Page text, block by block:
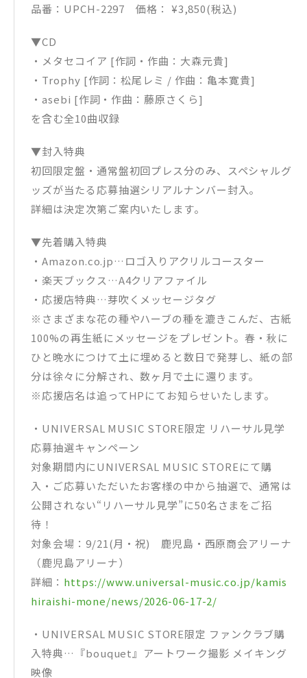
品番：UPCH-2297 価格： ¥3,850(税込)
▼CD
・メタセコイア [作詞・作曲：大森元貴]
・Trophy [作詞：松尾レミ / 作曲：亀本寛貴]
・asebi [作詞・作曲：藤原さくら]
を含む全10曲収録
▼封入特典
初回限定盤・通常盤初回プレス分のみ、スペシャルグ
ッズが当たる応募抽選シリアルナンバー封入。
詳細は決定次第ご案内いたします。
▼先着購入特典
・Amazon.co.jp…ロゴ入りアクリルコースター
・楽天ブックス…A4クリアファイル
・応援店特典…芽吹くメッセージタグ
※さまざまな花の種やハーブの種を漉きこんだ、古紙
100%の再生紙にメッセージをプレゼント。春・秋に
ひと晩水につけて土に埋めると数日で発芽し、紙の部
分は徐々に分解され、数ヶ月で土に還ります。
※応援店名は追ってHPにてお知らせいたします。
・UNIVERSAL MUSIC STORE限定 リハーサル見学
応募抽選キャンペーン
対象期間内にUNIVERSAL MUSIC STOREにて購
入・ご応募いただいたお客様の中から抽選で、通常は
公開されない“リハーサル見学”に50名さまをご招
待！
対象会場：9/21(月・祝) 鹿児島・西原商会アリーナ
（鹿児島アリーナ）
詳細： https://www.universal-music.co.jp/kamis
hiraishi-mone/news/2026-06-17-2/
・UNIVERSAL MUSIC STORE限定 ファンクラブ購
入特典…『bouquet』アートワーク撮影 メイキング
映像